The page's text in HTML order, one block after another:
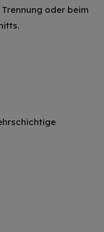
oder beim